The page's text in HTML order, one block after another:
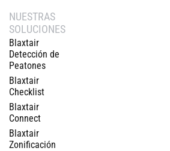
NUESTRAS
SOLUCIONES
Blaxtair
Detección de
Peatones
Blaxtair
Checklist
Blaxtair
Connect
Blaxtair
Zonificación